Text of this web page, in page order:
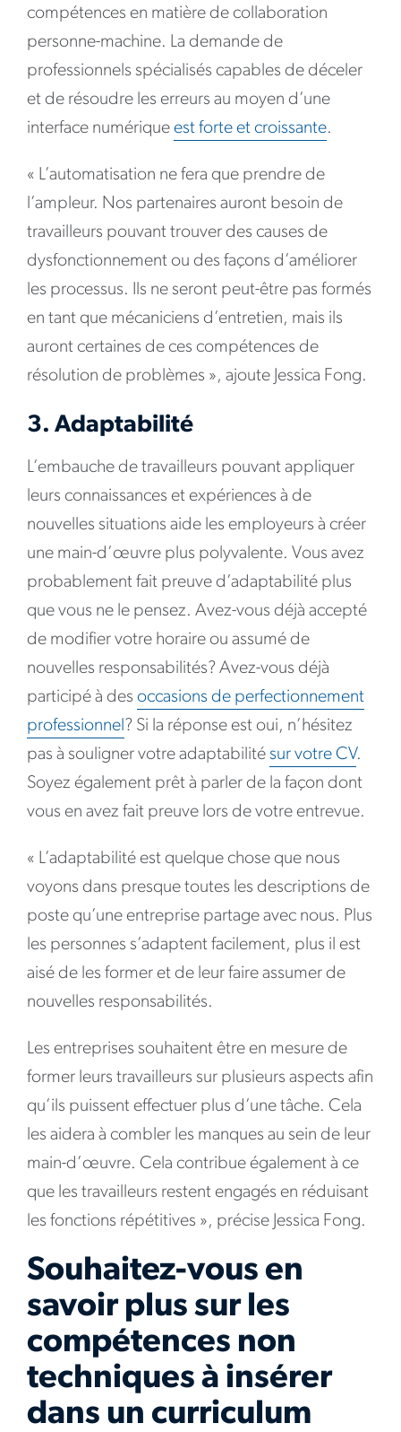
compétences en matière de collaboration
personne-machine. La demande de
professionnels spécialisés capables de déceler
et de résoudre les erreurs au moyen d’une
interface numérique est forte et croissante.
« L’automatisation ne fera que prendre de
l’ampleur. Nos partenaires auront besoin de
travailleurs pouvant trouver des causes de
dysfonctionnement ou des façons d’améliorer
les processus. Ils ne seront peut-être pas formés
en tant que mécaniciens d’entretien, mais ils
auront certaines de ces compétences de
résolution de problèmes », ajoute Jessica Fong.
3. Adaptabilité
L’embauche de travailleurs pouvant appliquer
leurs connaissances et expériences à de
nouvelles situations aide les employeurs à créer
une main-d’œuvre plus polyvalente. Vous avez
probablement fait preuve d’adaptabilité plus
que vous ne le pensez. Avez-vous déjà accepté
de modifier votre horaire ou assumé de
nouvelles responsabilités? Avez-vous déjà
participé à des occasions de perfectionnement
professionnel? Si la réponse est oui, n’hésitez
pas à souligner votre adaptabilité sur votre CV.
Soyez également prêt à parler de la façon dont
vous en avez fait preuve lors de votre entrevue.
« L’adaptabilité est quelque chose que nous
voyons dans presque toutes les descriptions de
poste qu’une entreprise partage avec nous. Plus
les personnes s’adaptent facilement, plus il est
aisé de les former et de leur faire assumer de
nouvelles responsabilités.
Les entreprises souhaitent être en mesure de
former leurs travailleurs sur plusieurs aspects afin
qu’ils puissent effectuer plus d’une tâche. Cela
les aidera à combler les manques au sein de leur
main-d’œuvre. Cela contribue également à ce
que les travailleurs restent engagés en réduisant
les fonctions répétitives », précise Jessica Fong.
Souhaitez-vous en
savoir plus sur les
compétences non
techniques à insérer
dans un curriculum